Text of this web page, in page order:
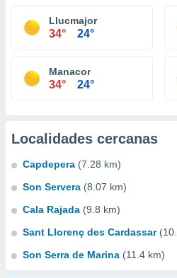
Llucmajor
34° 24°
Manacor
34° 24°
Localidades cercanas
Capdepera (7.28 km)
Son Servera (8.07 km)
Cala Rajada (9.8 km)
Sant Llorenç des Cardassar
Son Serra de Marina (11.4 km)